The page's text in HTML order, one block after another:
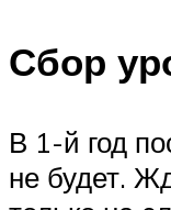
Сбор
В 1-й год
не будет.